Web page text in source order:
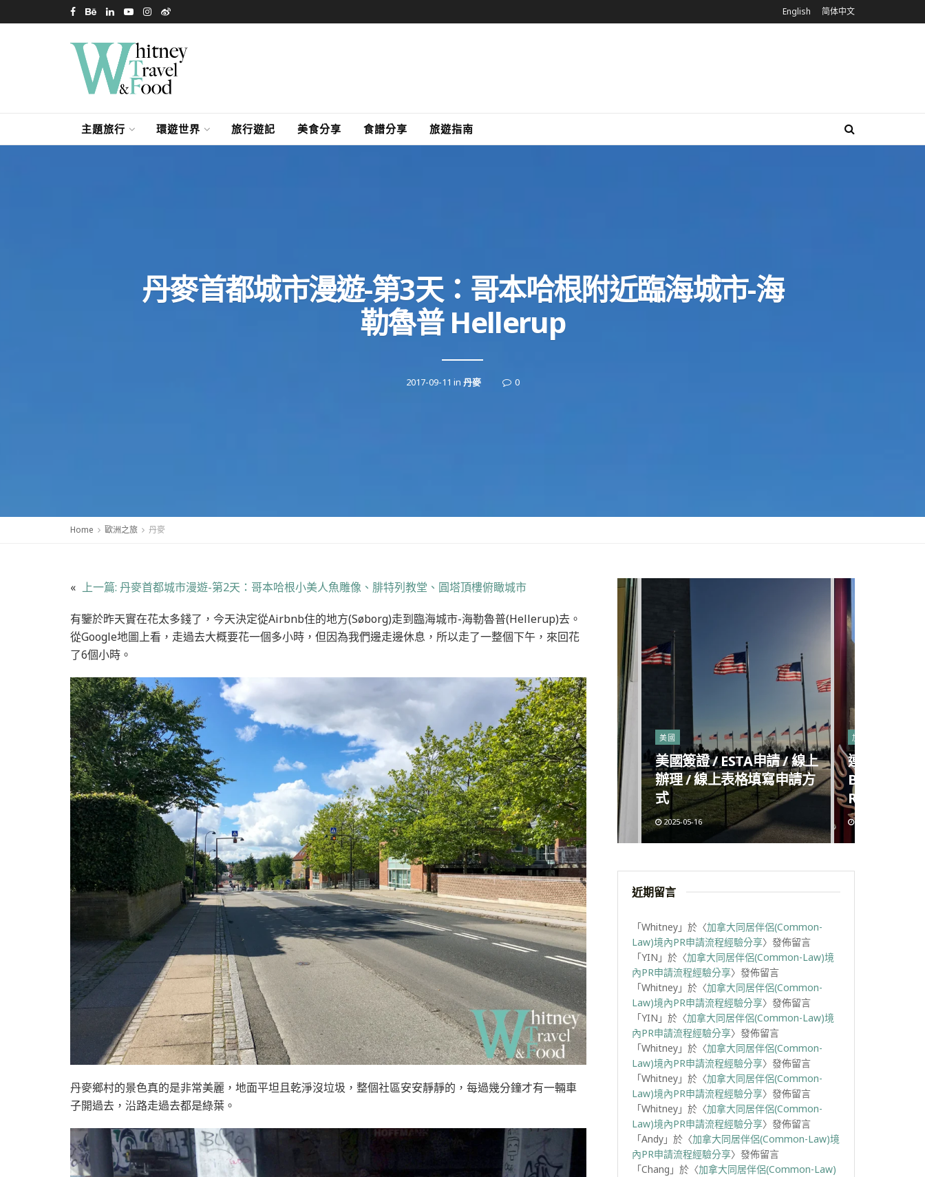
English 简体中文
主題旅行 環遊世界 旅行遊記 美食分享 食譜分享 旅遊指南
丹麥首都城市漫遊-第3天：哥本哈根附近臨海城市-海
勒魯普 Hellerup
2017-09-11 in 丹麥 0
Home 歐洲之旅 丹麥
« 上一篇: 丹麥首都城市漫遊-第2天：哥本哈根小美人魚雕像、腓特列教堂、圓塔頂樓俯瞰城市
有鑒於昨天實在花太多錢了，今天決定從Airbnb住的地方(Søborg)走到臨海城市-海勒魯普(Hellerup)去。
從Google地圖上看，走過去大概要花一個多小時，但因為我們邊走邊休息，所以走了一整個下午，來回花
了6個小時。
丹麥鄉村的景色真的是非常美麗，地面平坦且乾淨沒垃圾，整個社區安安靜靜的，每過幾分鐘才有一輛車
子開過去，沿路走過去都是綠葉。
加拿大
加拿大工作必備-社會保險
號碼SIN申請方式&首次
CRA報稅方式
2025-04-18
美國
美國簽證 / ESTA申請 / 線上
辦理 / 線上表格填寫申請方
式
2025-05-16
加拿大
連鎖麻辣燙
Big Way
Richmond
2025-05-09
近期留言
「Whitney 」於〈加拿大同居伴侶(Common-
Law)境內PR申請流程經驗分享〉發佈留言
「YIN 」於〈加拿大同居伴侶(Common-Law)境
內PR申請流程經驗分享〉發佈留言
「Whitney 」於〈加拿大同居伴侶(Common-
Law)境內PR申請流程經驗分享〉發佈留言
「YIN 」於〈加拿大同居伴侶(Common-Law)境
內PR申請流程經驗分享〉發佈留言
「Whitney 」於〈加拿大同居伴侶(Common-
Law)境內PR申請流程經驗分享〉發佈留言
「Whitney 」於〈加拿大同居伴侶(Common-
Law)境內PR申請流程經驗分享〉發佈留言
「Whitney 」於〈加拿大同居伴侶(Common-
Law)境內PR申請流程經驗分享〉發佈留言
「Andy 」於〈加拿大同居伴侶(Common-Law)境
內PR申請流程經驗分享〉發佈留言
「Chang 」於〈加拿大同居伴侶(Common-Law)